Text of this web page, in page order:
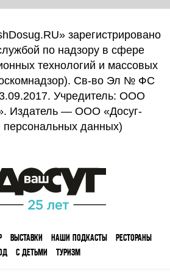
зарегистрировано
по надзору в сфере
технологий и массовых
Св-во Эл № ФС
Учредитель: ООО
Издатель — ООО «Досуг-
данных)
ВЫСТАВКИ НАШИ ПОДКАСТЫ
РЕСТОРАНЫ
С ДЕТЬМИ ТУРИЗМ